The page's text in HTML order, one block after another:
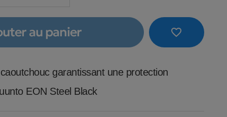
favorite_border
au panier
garantissant une protection
EON Steel Black